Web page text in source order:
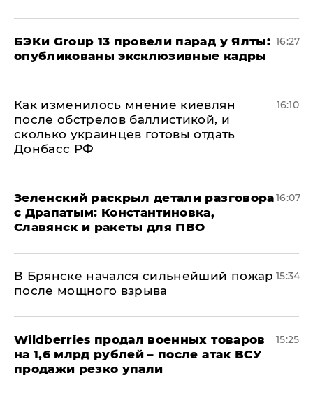
​БЭКи Group 13 провели парад у Ялты:
опубликованы эксклюзивные кадры
16:27
Как изменилось мнение киевлян
после обстрелов баллистикой, и
сколько украинцев готовы отдать
Донбасс РФ
16:10
​Зеленский раскрыл детали разговора
с Драпатым: Константиновка,
Славянск и ракеты для ПВО
16:07
В Брянске начался сильнейший пожар
после мощного взрыва
15:34
​Wildberries продал военных товаров
на 1,6 млрд рублей – после атак ВСУ
продажи резко упали
15:25